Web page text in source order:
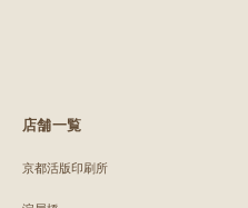
店舗一覧
京都活版印刷所